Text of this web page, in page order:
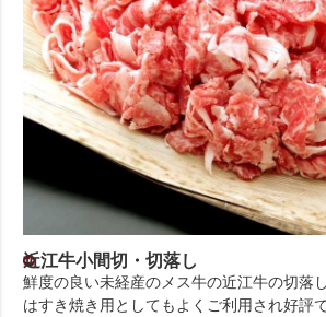
近江牛小間切・切落し
鮮度の良い未経産のメス牛の近江牛の切落
はすき焼き用としてもよくご利用され好評